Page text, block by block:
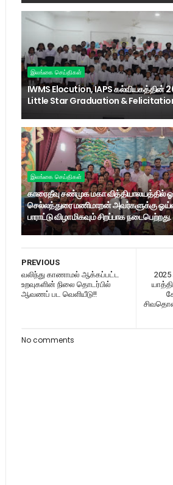
இலங்கை செய்திகள்
IWMS Elocution, IAPS கல்வியகத்தின்
Little Star Graduation &
இலங்கை செய்திகள்
காரைதீவு சண்முக மகா வித்தியாலயத்தில்
செல்லத்துரை மணிமாறன் அவர்களுக்கு
பாராட்டு விழா மிகவும் சிறப்பாக நடைபெற்றது.
PREVIOUS
வலிந்து காணாமல் ஆக்கப்பட்ட
உறவுகளின் நிலை தொடர்பில்
ஆவணப் பட வெளியீடு!!
No comments